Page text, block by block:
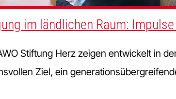
im ländlichen Raum:
Stiftung Herz zeigen entwickelt in
Ziel, ein